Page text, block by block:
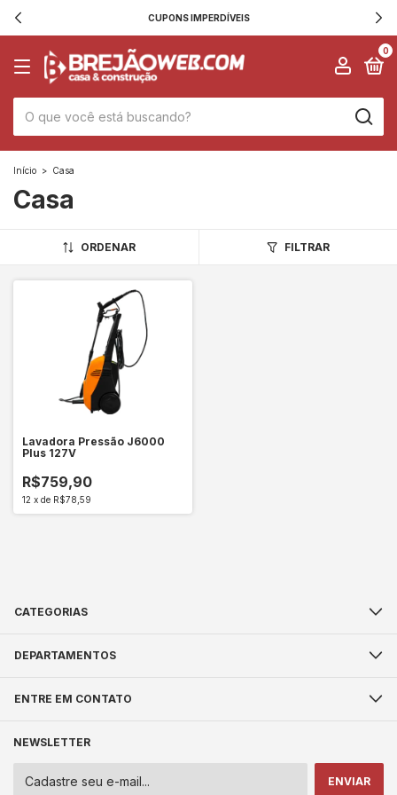
CUPONS IMPERDÍVEIS
0
Início > Casa
Casa
ORDENAR FILTRAR
Lavadora Pressão J6000
Plus 127V
R$759,90
12 x de R$78,59
CATEGORIAS
DEPARTAMENTOS
ENTRE EM CONTATO
NEWSLETTER